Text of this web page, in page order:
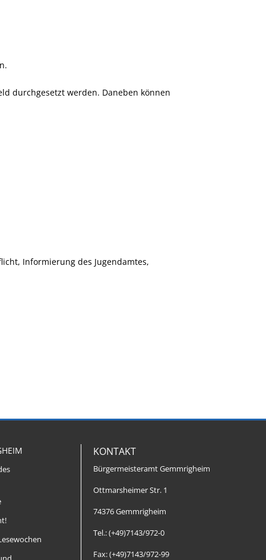
durchgesetzt werden. Daneben können
Informierung des Jugendamtes,
KONTAKT
Bürgermeisteramt Gemmrigheim
Ottmarsheimer Str. 1
74376 Gemmrigheim
Tel.: (+49)7143/972-0
Fax: (+49)7143/972-99